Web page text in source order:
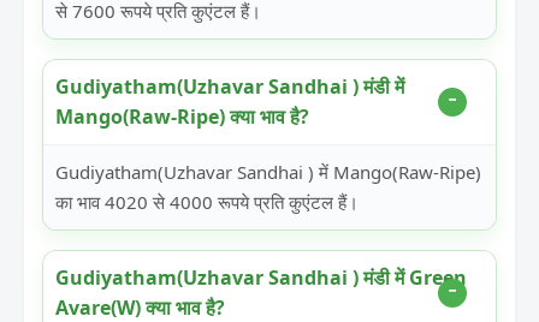
से 7600 रूपये प्रति कुएंटल हैं।
Gudiyatham(Uzhavar Sandhai ) मंडी में
Mango(Raw-Ripe) क्या भाव है?
Gudiyatham(Uzhavar Sandhai ) में Mango(Raw-Ripe)
का भाव 4020 से 4000 रूपये प्रति कुएंटल हैं।
Gudiyatham(Uzhavar Sandhai ) मंडी में Green
Avare(W) क्या भाव है?